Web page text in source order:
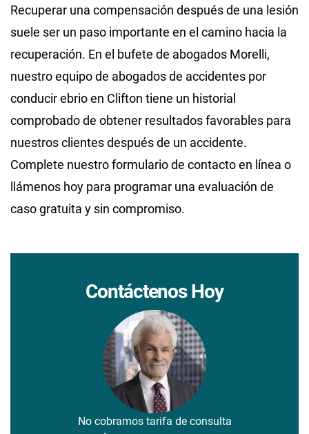
Recuperar una compensación después de una lesión
suele ser un paso importante en el camino hacia la
recuperación. En el bufete de abogados Morelli,
nuestro equipo de abogados de accidentes por
conducir ebrio en Clifton tiene un historial
comprobado de obtener resultados favorables para
nuestros clientes después de un accidente.
Complete nuestro formulario de contacto en línea o
llámenos hoy para programar una evaluación de
caso gratuita y sin compromiso.
Contáctenos Hoy
No cobramos tarifa de consulta